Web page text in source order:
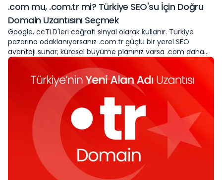
.com mu, .com.tr mi? Türkiye SEO'su İçin Doğru
Domain Uzantısını Seçmek
Google, ccTLD'leri coğrafi sinyal olarak kullanır. Türkiye
pazarına odaklanıyorsanız .com.tr güçlü bir yerel SEO
avantajı sunar; küresel büyüme planınız varsa .com daha
esnek bir tercih olabilir. Hangi uzantının işletmenize daha
uygun olduğunu anlayın.